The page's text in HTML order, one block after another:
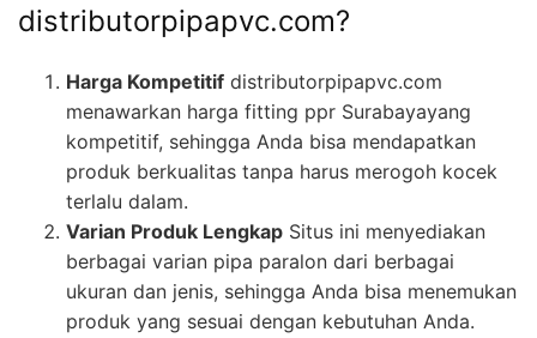
distributorpipapvc.com?
Harga Kompetitif distributorpipapvc.com
menawarkan harga fitting ppr Surabayayang
kompetitif, sehingga Anda bisa mendapatkan
produk berkualitas tanpa harus merogoh kocek
terlalu dalam.
Varian Produk Lengkap Situs ini menyediakan
berbagai varian pipa paralon dari berbagai
ukuran dan jenis, sehingga Anda bisa menemukan
produk yang sesuai dengan kebutuhan Anda.